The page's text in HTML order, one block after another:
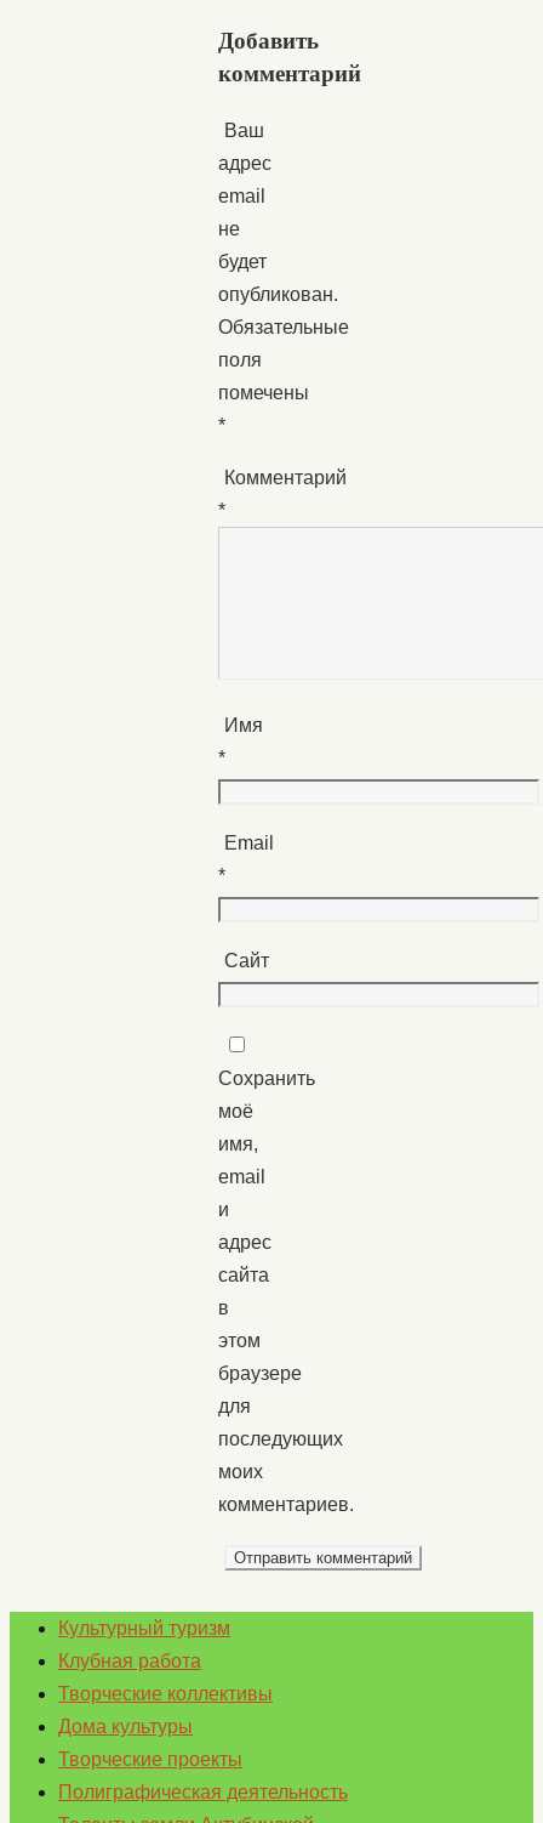
Добавить
комментарий
Ваш
адрес
email
не
будет
опубликован.
Обязательные
поля
помечены
*
Комментарий
*
Имя
*
Email
*
Сайт
Сохранить
моё
имя,
email
и
адрес
сайта
в
этом
браузере
для
последующих
моих
комментариев.
Культурный туризм
Клубная работа
Творческие коллективы
Дома культуры
Творческие проекты
Полиграфическая деятельность